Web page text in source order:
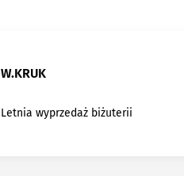
W.KRUK
Letnia wyprzedaż biżuterii